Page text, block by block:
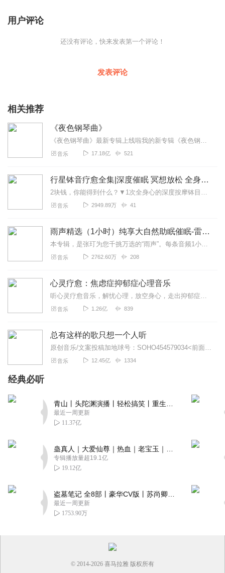
用户评论
还没有评论，快来发表第一个评论！
发表评论
相关推荐
《夜色钢琴曲》
《夜色钢琴曲》最新专辑上线啦我的新专辑《夜色钢琴曲最新专辑》（点击跳转）已经上线，新专辑是《夜色钢琴曲》的升级版，我精选了诸多经典原创作品与大家分享，愿未来...
音乐 17.18亿 521
行星钵音疗愈全集|深度催眠 冥想放松 全身心深度按摩
2块钱，你能得到什么？▼1次全身心的深度按摩钵目前已广泛地被应用于美容Spa和按摩养生馆的疗程中，许多疗愈师使用铜钵在身体上，发现5分钟铜钵按摩的深度放松，效...
音乐 2949.89万 41
雨声精选（1小时）纯享大自然助眠催眠-雷雨声，下雨
本专辑，是张玎为您千挑万选的“雨声”。每条音频1小时，中间没有打扰。有轻柔细雨、淅淅沥沥；雨滴入水，滴答作响；隐隐雷声，隆隆为伴；流水潺潺，映入耳畔。这里没有音...
音乐 2762.60万 208
心灵疗愈：焦虑症抑郁症心理音乐
听心灵疗愈音乐，解忧心理，放空身心，走出抑郁症、焦虑症、恐惧症等情绪困扰。疗愈音乐=心灵养生最有效的聆听建议：步骤一、选择安静的环境，闭目静卧或坐。步骤二、根据...
音乐 1.26亿 839
总有这样的歌只想一个人听
原创音乐/文案投稿加地球号：SOHO454579034<前面英文是大写>带上你的音乐和故事与我们相遇..每一位小伙伴的经历都是我们创作的源头..
音乐 12.45亿 1334
经典必听
最近一周更新
11.37亿
专辑播放量超19.1亿
19.12亿
最近一周更新
1753.90万
© 2014-2026 喜马拉雅 版权所有